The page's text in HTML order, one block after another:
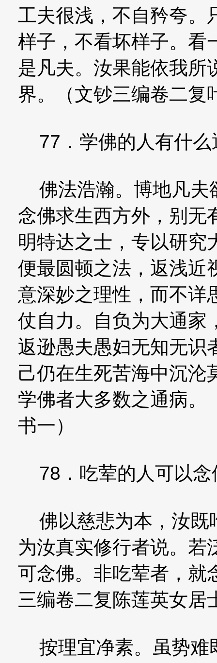
工夫很浅，不自矜夸。
样子，不看坏样子。看
是凡夫。汝果能依我所
界。（文钞三编卷二复
77．学佛的人有什么
佛法浩瀚。博地凡夫
念佛求生西方外，别无
明特达之士，专以研究
便最圆顿之法，返浅近
意深妙之理性，而不详
仗自力。自负为大通家
返逊愚夫愚妇无知无识
己仍在生死苦海中沉沦
学佛者大多数之通病。
书一）
78．吃荤的人可以念
佛以慈悲为本，汝既
为汝真实修行者说。若
可念佛。非吃荤者，就
三编卷二复陈莲英女居
按理宜净素。虽势难